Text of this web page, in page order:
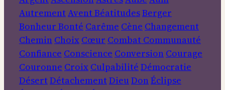
AutrementAventBéatitudesBerger
Bonheur Bonté Carême Cène Changement
Chemin Choix Cœur Combat Communauté
Confiance Conscience Conversion Courage
Couronne Croix Culpabilité Démocratie
DésertDétachementDieuDonÉclipse